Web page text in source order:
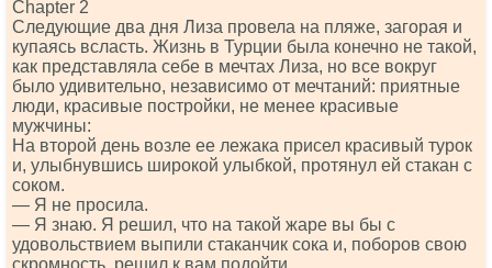
Сhарtеr 2
Следующие два дня Лиза провела на пляже, загорая и
купаясь всласть. Жизнь в Турции была конечно не такой,
как представляла себе в мечтах Лиза, но все вокруг
было удивительно, независимо от мечтаний: приятные
люди, красивые постройки, не менее красивые
мужчины:
На второй день возле ее лежака присел красивый турок
и, улыбнувшись широкой улыбкой, протянул ей стакан с
соком.
— Я не просила.
— Я знаю. Я решил, что на такой жаре вы бы с
удовольствием выпили стаканчик сока и, поборов свою
скромность, решил к вам подойти.